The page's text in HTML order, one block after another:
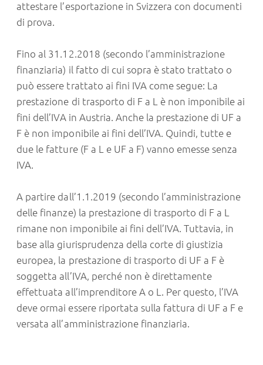
attestare l’esportazione in Svizzera con documenti
di prova.
Fino al 31.12.2018 (secondo l’amministrazione
finanziaria) il fatto di cui sopra è stato trattato o
può essere trattato ai fini IVA come segue: La
prestazione di trasporto di F a L è non imponibile ai
fini dell’IVA in Austria. Anche la prestazione di UF a
F è non imponibile ai fini dell’IVA. Quindi, tutte e
due le fatture (F a L e UF a F) vanno emesse senza
IVA.
A partire dall’1.1.2019 (secondo l’amministrazione
delle finanze) la prestazione di trasporto di F a L
rimane non imponibile ai fini dell’IVA. Tuttavia, in
base alla giurisprudenza della corte di giustizia
europea, la prestazione di trasporto di UF a F è
soggetta all’IVA, perché non è direttamente
effettuata all’imprenditore A o L. Per questo, l’IVA
deve ormai essere riportata sulla fattura di UF a F e
versata all’amministrazione finanziaria.